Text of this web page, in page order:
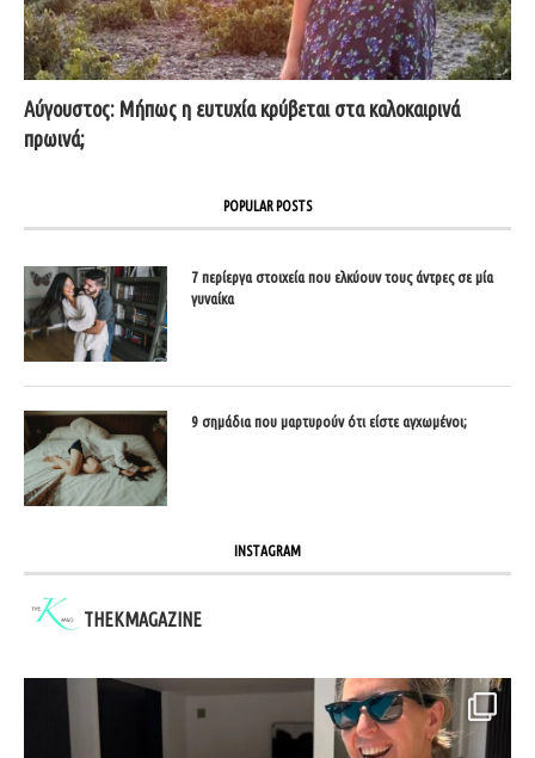
Αύγουστος: Μήπως η ευτυχία κρύβεται στα καλοκαιρινά
πρωινά;
POPULAR POSTS
7 περίεργα στοιχεία που ελκύουν τους άντρες σε μία
γυναίκα
9 σημάδια που μαρτυρούν ότι είστε αγχωμένοι;
INSTAGRAM
THEKMAGAZINE